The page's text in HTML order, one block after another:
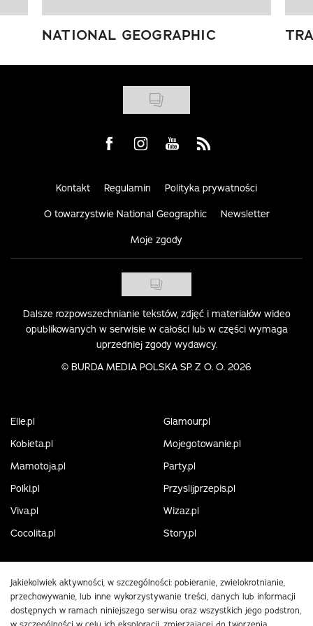
NATIONAL GEOGRAPHIC
Visit us on Facebook
Visit us on Instagram
Visit us on Youtube
Visit us on Rss
Kontakt Regulamin Polityka prywatności
O towarzystwie National Geographic Newsletter
Moje zgody
Dalsze rozpowszechnianie tekstów, zdjęć i materiałów wideo
opublikowanych w serwisie w całości lub w części wymaga
uprzedniej zgody wydawcy.
© BURDA MEDIA POLSKA SP. Z O. O. 2026
Elle.pl
Glamour.pl
Kobieta.pl
Mojegotowanie.pl
Mamotoja.pl
Party.pl
Polki.pl
Przyslijprzepis.pl
Viva.pl
Wizaz.pl
Cocolita.pl
Story.pl
Jakiekolwiek aktywności, w szczególności: pobieranie, zwielokrotnianie,
przechowywanie, lub inne wykorzystywanie treści, danych lub informacji
dostępnych w ramach niniejszego serwisu oraz wszystkich jego podstron,